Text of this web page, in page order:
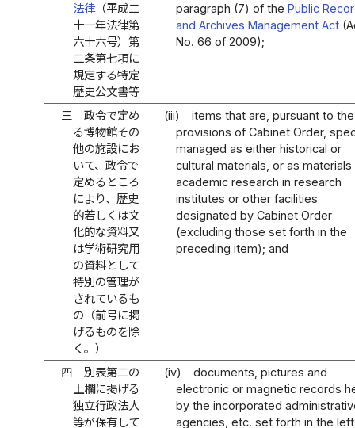
法律（平成二
十一年法律第
六十六号）第
二条第七項に
規定する特定
歴史公文書等
paragraph (7) of the Public
and Archives Management Act
No. 66 of 2009);
三
政令で定め
る博物館その
他の施設にお
いて、政令で
定めるところ
により、歴史
的若しくは文
化的な資料又
は学術研究用
の資料として
特別の管理が
されているも
の（前号に掲
げるものを除
く。）
(iii)
items that are, pursuant to the
provisions of Cabinet Order,
managed as either historical or
cultural materials, or as materials
academic research in research
institutes or other facilities
designated by Cabinet Order
(excluding those set forth in the
preceding item); and
四
別表第二の
上欄に掲げる
独立行政法人
等が保有して
(iv)
documents, pictures and
electronic or magnetic records
by the incorporated
agencies, etc. set forth in the